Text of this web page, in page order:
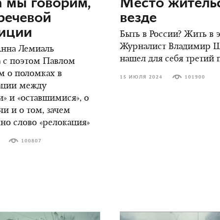
мы говорим,
Лемиаль
с поэтом Павлом
о поломках в
между
и «оставшимися», о
и о том, зачем
слово «релокация»
100807
Место
везде
Быть в России? Жить в
Журналист Владимир
нашел для себя третий
15 ИЮЛЯ 2024 101900